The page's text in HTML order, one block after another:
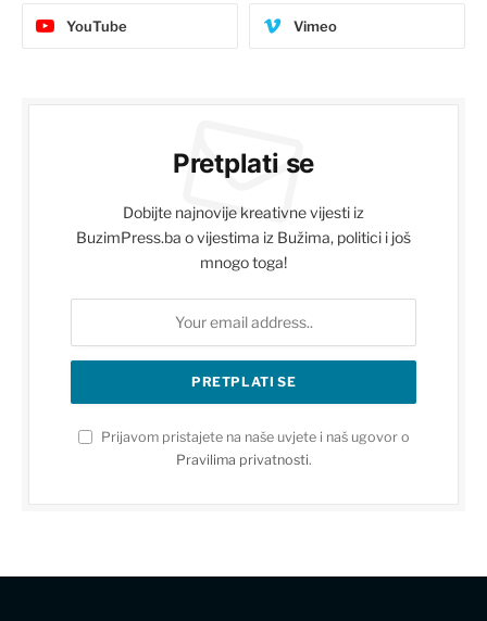
YouTube Vimeo
Pretplati se
Dobijte najnovije kreativne vijesti iz
BuzimPress.ba o vijestima iz Bužima, politici i još
mnogo toga!
Prijavom pristajete na naše uvjete i naš ugovor o
Pravilima privatnosti.